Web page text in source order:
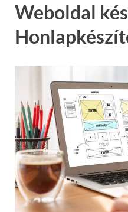
Weboldal